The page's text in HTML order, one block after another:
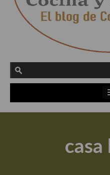
Actualidad y
Apuntes, estudios sobre
casa